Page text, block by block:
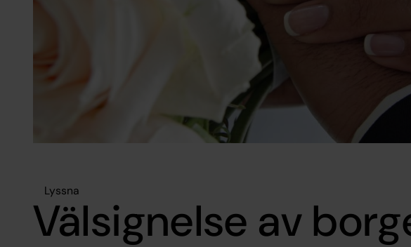
Lyssna
Välsignelse av